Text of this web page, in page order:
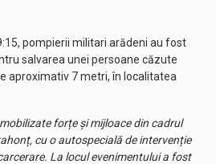
pompierii militari arădeni au fost
salvarea unei persoane căzute
aproximativ 7 metri, în localitatea
forțe și mijloace din cadrul
cu o autospecială de intervenție
La locul evenimentului a fost